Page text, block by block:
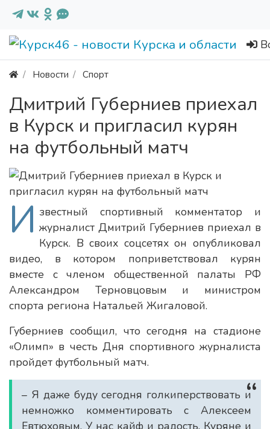
Новости Спорт
Дмитрий Губерниев приехал
в Курск и пригласил курян
на футбольный матч
И звестный спортивный комментатор и
журналист Дмитрий Губерниев приехал в
Курск. В своих соцсетях он опубликовал
видео, в котором поприветствовал курян
вместе с членом общественной палаты РФ
Александром Терновцовым и министром
спорта региона Натальей Жигаловой.
Губерниев сообщил, что сегодня на стадионе
«Олимп» в честь Дня спортивного журналиста
пройдет футбольный матч.
– Я даже буду сегодня голкиперствовать и
немножко комментировать с Алексеем
Евтюховым. У нас кайф и радость. Куряне и